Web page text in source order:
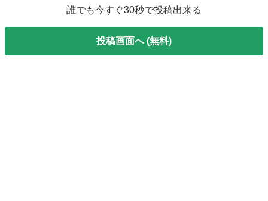
誰でも今すぐ30秒で投稿出来る
投稿画面へ (無料)